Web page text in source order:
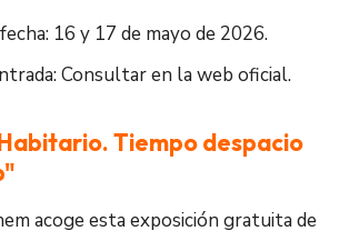
16 y 17 de mayo de 2026.
Consultar en la web oficial.
Tiempo despacio
acoge esta exposición gratuita de